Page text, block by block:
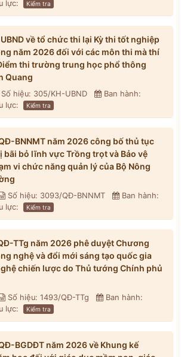
lực: Kiểm tra
về tổ chức thi lại Kỳ thi tốt nghiệp
năm 2026 đối với các môn thi mà thí
thi trường trung học phổ thông
Quang
Số hiệu: 305/KH-UBND
Ban hành:
lực: Kiểm tra
BNNMT năm 2026 công bố thủ tục
bãi bỏ lĩnh vực Trồng trọt và Bảo vệ
vi chức năng quản lý của Bộ Nông
Số hiệu: 3093/QĐ-BNNMT
Ban hành:
lực: Kiểm tra
TTg năm 2026 phê duyệt Chương
nghệ và đổi mới sáng tạo quốc gia
chiến lược do Thủ tướng Chính phủ
Số hiệu: 1493/QĐ-TTg
Ban hành:
lực: Kiểm tra
BGDĐT năm 2026 về Khung kế